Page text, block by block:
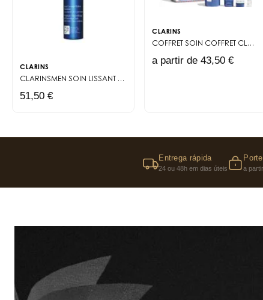
CLARINS
CLARINSMEN SOIN LISSANT RIDES FERMETÉ
51,50 €
CLARINS
COFFRET SOIN COFFRET CLARINSMEN
a partir de 43,50 €
Entrega rápida
24 ou 48h em dias úteis a